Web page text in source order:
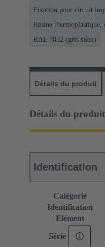
Fixation pour circuit
Résine
RAL 7032 (gris silex)
Détails du produit
Détails du produit
Identification
Catégorie
Identification
Elément
Série